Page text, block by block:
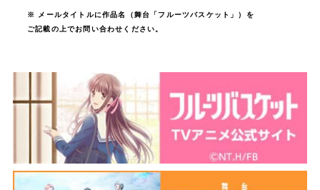
し
り
と
役
に
入
り
※ メールタイトルに作品名（舞台「フルーツバスケット」）を
ご記載の上でお問い合わせください。